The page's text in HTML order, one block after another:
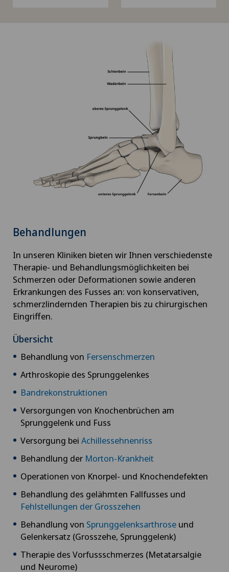
Behandlungen
In unseren Kliniken bieten wir Ihnen verschiedenste
Therapie- und Behandlungsmöglichkeiten bei
Schmerzen oder Deformationen sowie anderen
Erkrankungen des Fusses an: von konservativen,
schmerzlindernden Therapien bis zu chirurgischen
Eingriffen.
Übersicht
Behandlung von Fersenschmerzen
Arthroskopie des Sprunggelenkes
Bandrekonstruktionen
Versorgungen von Knochenbrüchen am
Sprunggelenk und Fuss
Versorgung bei Achillessehnenriss
Behandlung der Morton-Krankheit
Operationen von Knorpel- und Knochendefekten
Behandlung des gelähmten Fallfusses und
Fehlstellungen der Grosszehen
Behandlung von Sprunggelenksarthrose und
Gelenkersatz (Grosszehe, Sprunggelenk)
Therapie des Vorfussschmerzes (Metatarsalgie
und Neurome)